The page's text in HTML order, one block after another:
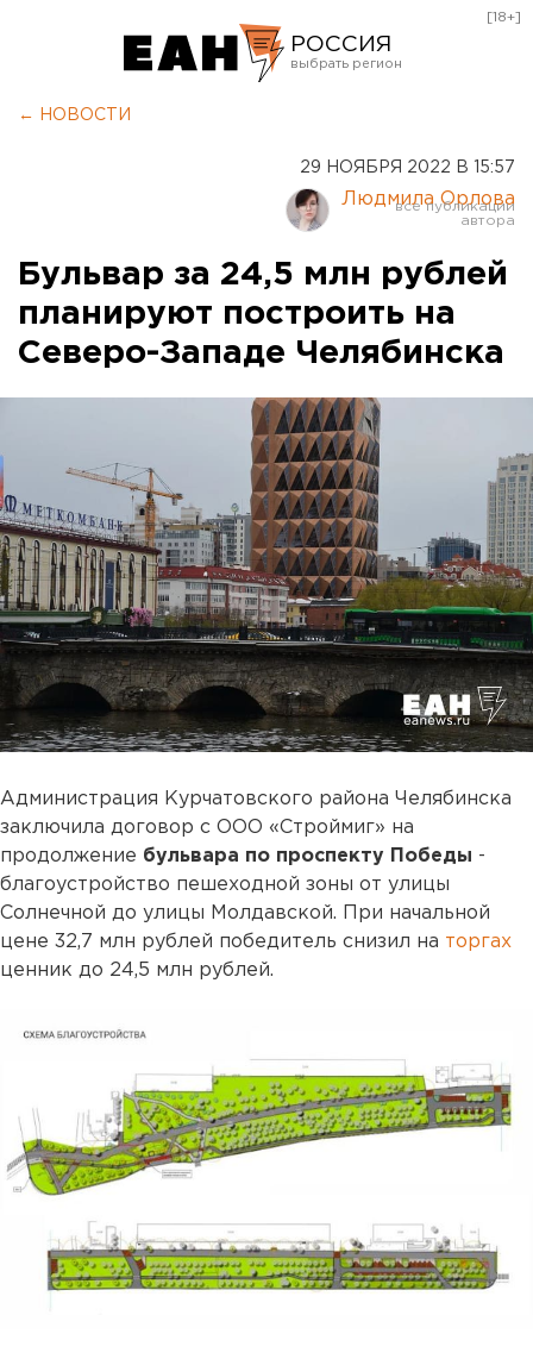
РОССИЯ
Курган
Оренбург
[18+]
← НОВОСТИ
29 НОЯБРЯ 2022 В 15:57
Людмила Орлова
Бульвар за 24,5 млн рублей
планируют построить на
Северо-Западе Челябинска
Администрация Курчатовского района Челябинска
заключила договор с ООО «Строймиг» на
продолжение бульвара по проспекту Победы -
благоустройство пешеходной зоны от улицы
Солнечной до улицы Молдавской. При начальной
цене 32,7 млн рублей победитель снизил на торгах
ценник до 24,5 млн рублей.